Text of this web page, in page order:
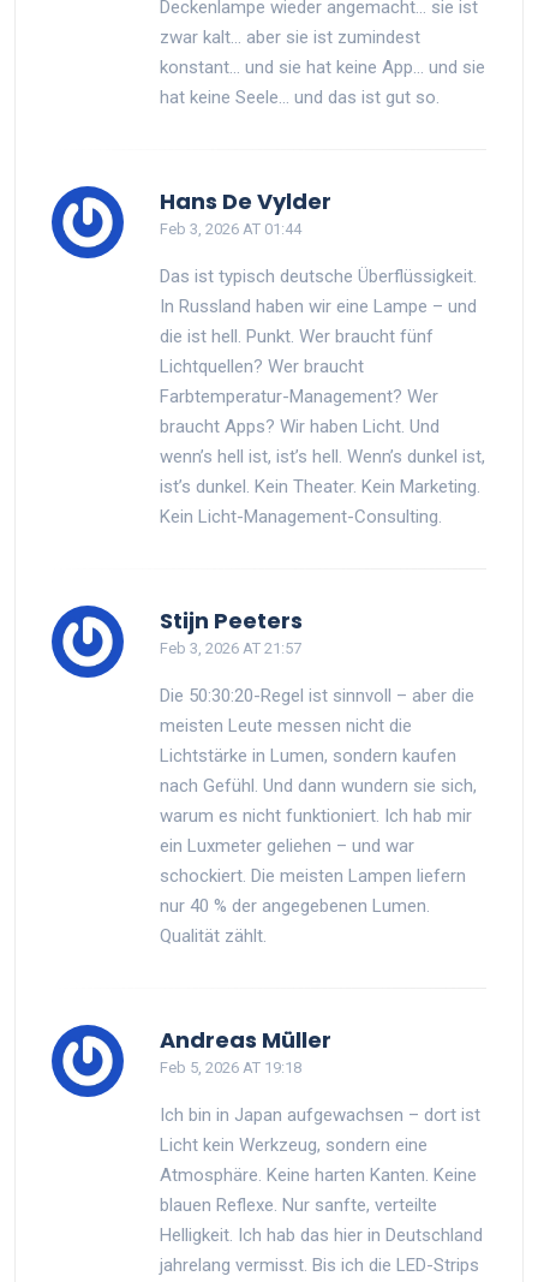
Deckenlampe wieder angemacht… sie ist
zwar kalt… aber sie ist zumindest
konstant… und sie hat keine App… und sie
hat keine Seele… und das ist gut so.
Hans De Vylder
Feb 3, 2026 AT 01:44
Das ist typisch deutsche Überflüssigkeit.
In Russland haben wir eine Lampe – und
die ist hell. Punkt. Wer braucht fünf
Lichtquellen? Wer braucht
Farbtemperatur-Management? Wer
braucht Apps? Wir haben Licht. Und
wenn’s hell ist, ist’s hell. Wenn’s dunkel ist,
ist’s dunkel. Kein Theater. Kein Marketing.
Kein Licht-Management-Consulting.
Stijn Peeters
Feb 3, 2026 AT 21:57
Die 50:30:20-Regel ist sinnvoll – aber die
meisten Leute messen nicht die
Lichtstärke in Lumen, sondern kaufen
nach Gefühl. Und dann wundern sie sich,
warum es nicht funktioniert. Ich hab mir
ein Luxmeter geliehen – und war
schockiert. Die meisten Lampen liefern
nur 40 % der angegebenen Lumen.
Qualität zählt.
Andreas Müller
Feb 5, 2026 AT 19:18
Ich bin in Japan aufgewachsen – dort ist
Licht kein Werkzeug, sondern eine
Atmosphäre. Keine harten Kanten. Keine
blauen Reflexe. Nur sanfte, verteilte
Helligkeit. Ich hab das hier in Deutschland
jahrelang vermisst. Bis ich die LED-Strips